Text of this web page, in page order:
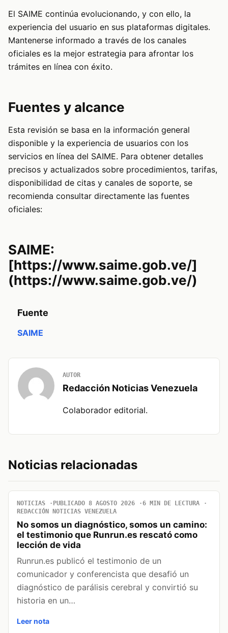
El SAIME continúa evolucionando, y con ello, la
experiencia del usuario en sus plataformas digitales.
Mantenerse informado a través de los canales
oficiales es la mejor estrategia para afrontar los
trámites en línea con éxito.
Fuentes y alcance
Esta revisión se basa en la información general
disponible y la experiencia de usuarios con los
servicios en línea del SAIME. Para obtener detalles
precisos y actualizados sobre procedimientos, tarifas,
disponibilidad de citas y canales de soporte, se
recomienda consultar directamente las fuentes
oficiales:
SAIME:
[https://www.saime.gob.ve/]
(https://www.saime.gob.ve/)
Fuente
SAIME
AUTOR
Redacción Noticias Venezuela
Colaborador editorial.
Noticias relacionadas
NOTICIAS PUBLICADO 8 AGOSTO 2026
6 MIN DE LECTURA
REDACCIÓN NOTICIAS VENEZUELA
No somos un diagnóstico, somos un camino:
el testimonio que Runrun.es rescató como
lección de vida
Runrun.es publicó el testimonio de un
comunicador y conferencista que desafió un
diagnóstico de parálisis cerebral y convirtió su
historia en un…
Leer nota